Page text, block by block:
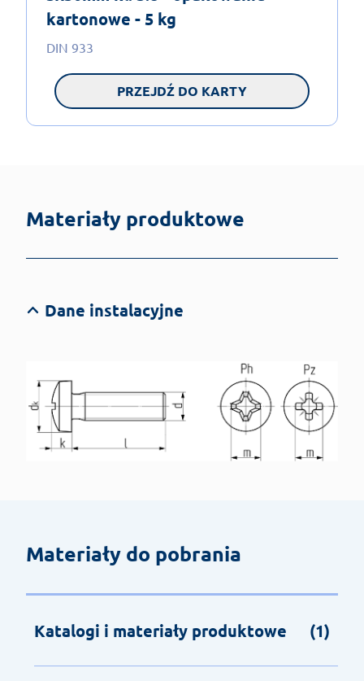
kartonowe - 5 kg
DIN 933
PRZEJDŹ DO KARTY
Materiały produktowe
Dane instalacyjne
Materiały do pobrania
Katalogi i materiały produktowe (1)